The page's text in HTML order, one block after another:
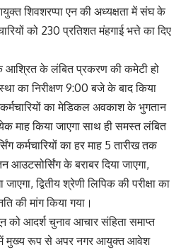
शिवशरप्पा एन की अध्यक्षता में संघ के
को 230 प्रतिशत मंहगाई भत्ते का दिए
आश्रित के लंबित प्रकरण की कमेटी हो
का निरीक्षण 9:00 बजे के बाद किया
का मेडिकल अवकाश के भुगतान
माह किया जाएगा साथ ही समस्त लंबित
कर्मचारियों का हर माह 5 तारीख तक
आउटसोर्सिंग के बराबर दिया जाएगा,
द्वितीय श्रेणी लिपिक की परीक्षा का
की मांग किया गया।
आदर्श चुनाव आचार संहिता समाप्त
में मुख्य रूप से अपर नगर आयुक्त आवेश